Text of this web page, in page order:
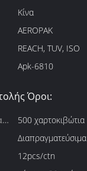
Κίνα
AEROPAK
REACH, TUV, ISO
Apk-6810
Όροι:
500 χαρτοκιβώτια
Διαπραγματεύσιμα
12pcs/ctn